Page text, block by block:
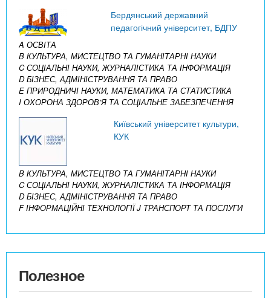
Бердянський державний
педагогічний університет, БДПУ
A ОСВІТА
B КУЛЬТУРА, МИСТЕЦТВО ТА ГУМАНІТАРНІ НАУКИ
C СОЦІАЛЬНІ НАУКИ, ЖУРНАЛІСТИКА ТА ІНФОРМАЦІЯ
D БІЗНЕС, АДМІНІСТРУВАННЯ ТА ПРАВО
E ПРИРОДНИЧІ НАУКИ, МАТЕМАТИКА ТА СТАТИСТИКА
I ОХОРОНА ЗДОРОВ’Я ТА СОЦІАЛЬНЕ ЗАБЕЗПЕЧЕННЯ
Київський університет культури,
КУК
B КУЛЬТУРА, МИСТЕЦТВО ТА ГУМАНІТАРНІ НАУКИ
C СОЦІАЛЬНІ НАУКИ, ЖУРНАЛІСТИКА ТА ІНФОРМАЦІЯ
D БІЗНЕС, АДМІНІСТРУВАННЯ ТА ПРАВО
F ІНФОРМАЦІЙНІ ТЕХНОЛОГІЇJ ТРАНСПОРТ ТА ПОСЛУГИ
Полезное